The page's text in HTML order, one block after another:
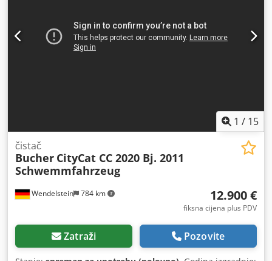
1 / 15
Wendelstein 784 km
čistač
Bucher CityCat CC 2020 Bj. 2011
Schwemmfahrzeug
12.900 €
fiksna cijena plus PDV
Zatraži Pozovite